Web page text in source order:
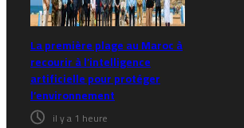
La première plage au Maroc à
recourir à l’intelligence
artificielle pour protéger
l’environnement
il y a 1 heure